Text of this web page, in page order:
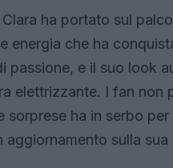
ha portato sul
energia che ha
passione, e il suo look
elettrizzante. I fan non
ha in serbo
sulla sua